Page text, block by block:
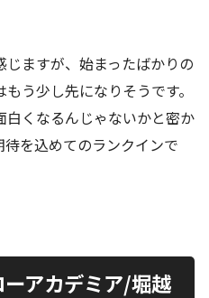
ますが、始まったばかりの
う少し先になりそうです。
白くなるんじゃないかと密か
を込めてのランクインで
アカデミア/堀越